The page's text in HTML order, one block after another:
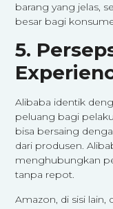
barang yang jelas,
besar bagi
5.
Alibaba identik
peluang bagi
bisa bersaing
dari produsen.
menghubungkan
tanpa repot.
Amazon, di sisi